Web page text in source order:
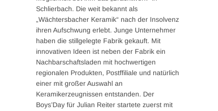
Schlierbach. Die weit bekannt als
„Wächtersbacher Keramik“ nach der Insolvenz
ihren Aufschwung erlebt. Junge Unternehmer
haben die stillgelegte Fabrik gekauft. Mit
innovativen Ideen ist neben der Fabrik ein
Nachbarschaftsladen mit hochwertigen
regionalen Produkten, Postffiliale und natürlich
einer mit großer Auswahl an
Keramikerzeugnissen entstanden. Der
Boys’Day für Julian Reiter startete zuerst mit